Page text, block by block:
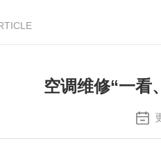
空调维修“一看